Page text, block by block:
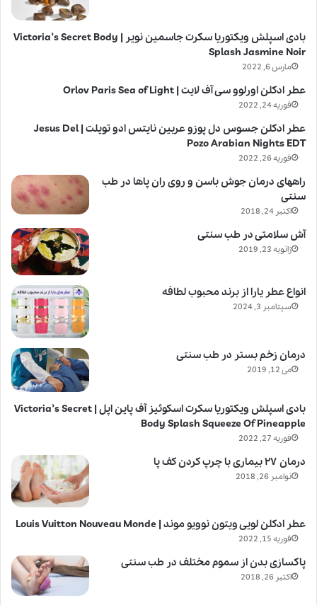
بادی اسپلش ویکتوریا سکرت جاسمین نویر | Victoria’s Secret Body
Splash Jasmine Noir
مارس 6, 2022
عطر ادکلن اورلوو سی آف لایت | Orlov Paris Sea of Light
فوریه 24, 2022
عطر ادکلن جسوس دل پوزو عربین نایتس ادو تویلت | Jesus Del
Pozo Arabian Nights EDT
فوریه 26, 2022
راههای درمان جوش باسن و روی ران پاها در طب
سنتی
اکتبر 24, 2018
آش سلامتی در طب سنتی
ژانویه 23, 2019
انواع عطر یارا از برند محبوب لطافه
سپتامبر 3, 2024
درمان زخم بستر در طب سنتی
می 12, 2019
بادی اسپلش ویکتوریا سکرت اسکوئیز آف پاین اپل | Victoria’s Secret
Body Splash Squeeze Of Pineapple
فوریه 27, 2022
درمان ۲۷ بیماری با چرپ کردن کف پا
نوامبر 26, 2018
عطر ادکلن لویی ویتون نوویو موند | Louis Vuitton Nouveau Monde
فوریه 15, 2022
پاکسازی بدن از سموم مختلف در طب سنتی
اکتبر 26, 2018